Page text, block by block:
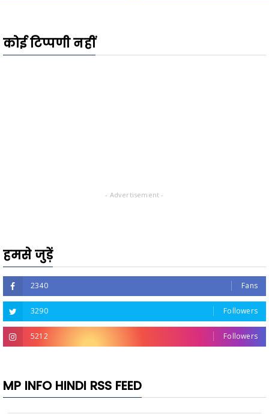
कोई टिप्पणी नहीं
- Advertisement -
हमसे जुड़ें
2340 Fans
3290 Followers
5212 Followers
MP INFO HINDI RSS FEED